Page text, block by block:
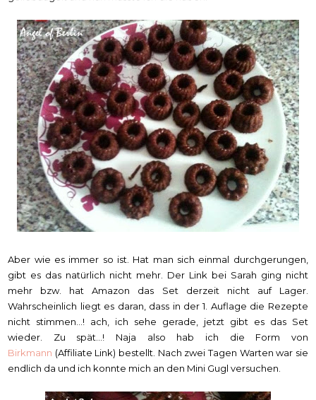
Aber wie es immer so ist. Hat man sich einmal durchgerungen,
gibt es das natürlich nicht mehr. Der Link bei Sarah ging nicht
mehr bzw. hat Amazon das Set derzeit nicht auf Lager.
Wahrscheinlich liegt es daran, dass in der 1. Auflage die Rezepte
nicht stimmen...! ach, ich sehe gerade, jetzt gibt es das Set
wieder. Zu spät...! Naja also hab ich die Form von
Birkmann (Affiliate Link) bestellt. Nach zwei Tagen Warten war sie
endlich da und ich konnte mich an den Mini Gugl versuchen.